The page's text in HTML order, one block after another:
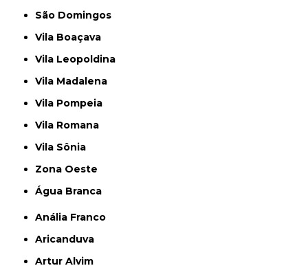
São Domingos
Vila Boaçava
Vila Leopoldina
Vila Madalena
Vila Pompeia
Vila Romana
Vila Sônia
Zona Oeste
Água Branca
Anália Franco
Aricanduva
Artur Alvim